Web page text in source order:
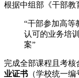
根据中组部《干部教
“干部参加高等
认可的业务培
案”
完成全部课程且考核
业证书 （学校统一